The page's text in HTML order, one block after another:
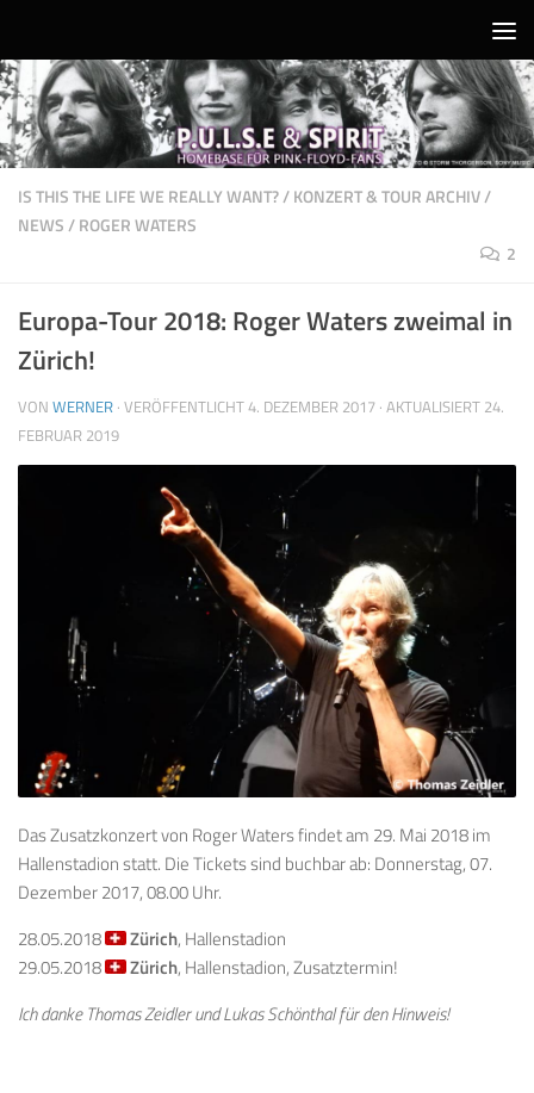
IS THIS THE LIFE WE REALLY WANT?/KONZERT & TOUR ARCHIV/
NEWS/ROGER WATERS
2
Europa-Tour 2018: Roger Waters zweimal in
Zürich!
VON WERNER · VERÖFFENTLICHT4. DEZEMBER 2017 · AKTUALISIERT 24.
FEBRUAR 2019
Das Zusatzkonzert von Roger Waters findet am 29. Mai 2018 im
Hallenstadion statt. Die Tickets sind buchbar ab: Donnerstag, 07.
Dezember 2017, 08.00 Uhr.
28.05.2018
Zürich, Hallenstadion
29.05.2018
Zürich, Hallenstadion, Zusatztermin!
Ich danke Thomas Zeidler und Lukas Schönthal für den Hinweis!